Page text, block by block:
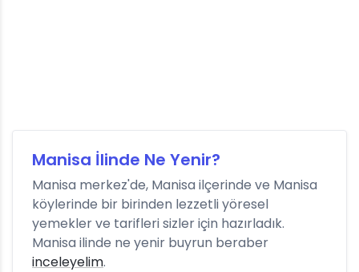
Manisa İlinde Ne Yenir?
Manisa merkez'de, Manisa ilçerinde ve Manisa
köylerinde bir birinden lezzetli yöresel
yemekler ve tarifleri sizler için hazırladık.
Manisa ilinde ne yenir buyrun beraber
inceleyelim.